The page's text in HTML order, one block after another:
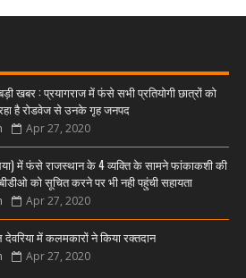
खबर : प्रयागराज में फंसे सभी प्रतियोगी छात्रों को
है रोडवेज से उनके गृह जनपद
Apr 27, 2020
में फंसे राजस्थान के 4 व्यक्ति के सामने फांकाकशी की
को सूचित करने पर भी नही पहुंची सहायता
Apr 27, 2020
में कलमकारों ने किया रक्तदान
Apr 27, 2020